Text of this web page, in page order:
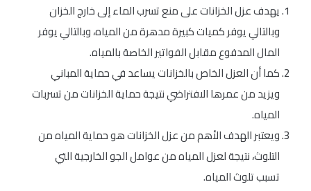
يهدف عزل الخزانات على منع تسرب الماء إلى خارج الخزان
وبالتالي يوفر كميات كبيرة مدهرة من المياه، وبالتالي يوفر
المال المدفوع مقابل الفواتير الخاصة بالمياه.
كما أن العزل الخاص بالخزانات يساعد في حماية المباني
ويزيد من عمرها الافتراضي نتيجة حماية الخزانات من تسربات
المياه.
ويعتبر الهدف الأهم من عزل الخزانات هو حماية المياه من
التلوث، نتيجة لعزل المياه من عوامل الجو الخارجية التي
تسبب تلوث المياه.